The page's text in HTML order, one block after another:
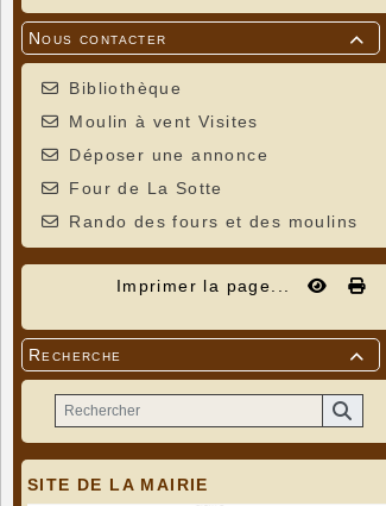

Nous contacter
Bibliothèque
Moulin à vent Visites
Déposer une annonce
Four de La Sotte
Rando des fours et des moulins
Imprimer la page...

Recherche
SITE DE LA MAIRIE